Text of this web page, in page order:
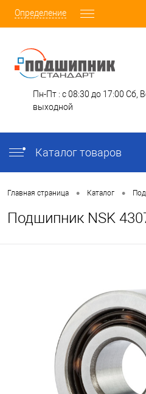
Определение
Пн-Пт : с 08:30 до 17:00 Сб,
выходной
Каталог товаров
Главная страница • Каталог •
Подшипник NSK